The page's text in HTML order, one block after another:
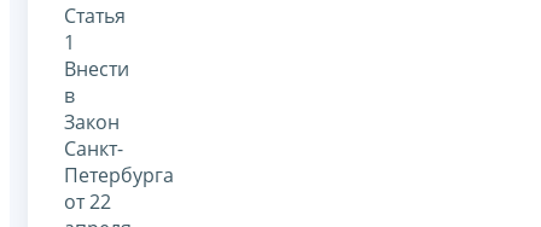
Статья
1
Внести
в
Закон
Санкт-
Петербурга
от 22